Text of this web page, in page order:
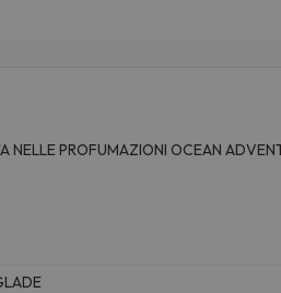
NELLE PROFUMAZIONI OCEAN